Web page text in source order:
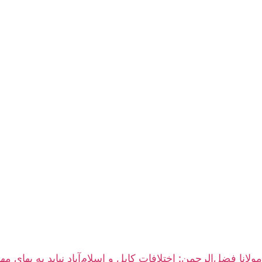
مولانا فضل‌الرحمن: اختلافات کابل و اسلام‌آباد نباید به بهای